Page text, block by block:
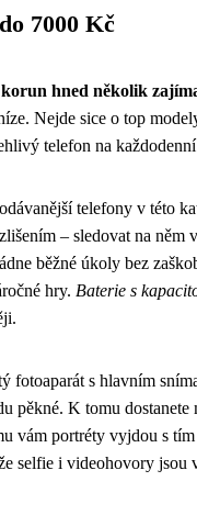
7000 Kč
korun hned několik
Nejde sice o top
telefon na
telefony v této
– sledovat na něm
běžné úkoly bez
hry. Baterie s
fotoaparát s hlavním
pěkné. K tomu
vám portréty vyjdou s
selfie i videohovory jsou